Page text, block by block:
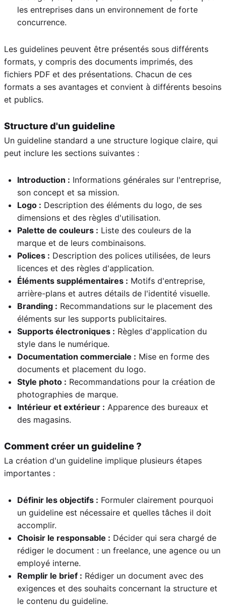
les entreprises dans un environnement de forte
concurrence.
Les guidelines peuvent être présentés sous différents
formats, y compris des documents imprimés, des
fichiers PDF et des présentations. Chacun de ces
formats a ses avantages et convient à différents besoins
et publics.
Structure d'un guideline
Un guideline standard a une structure logique claire, qui
peut inclure les sections suivantes :
Introduction : Informations générales sur l'entreprise,
son concept et sa mission.
Logo : Description des éléments du logo, de ses
dimensions et des règles d'utilisation.
Palette de couleurs : Liste des couleurs de la
marque et de leurs combinaisons.
Polices : Description des polices utilisées, de leurs
licences et des règles d'application.
Éléments supplémentaires : Motifs d'entreprise,
arrière-plans et autres détails de l'identité visuelle.
Branding : Recommandations sur le placement des
éléments sur les supports publicitaires.
Supports électroniques : Règles d'application du
style dans le numérique.
Documentation commerciale : Mise en forme des
documents et placement du logo.
Style photo : Recommandations pour la création de
photographies de marque.
Intérieur et extérieur : Apparence des bureaux et
des magasins.
Comment créer un guideline ?
La création d'un guideline implique plusieurs étapes
importantes :
Définir les objectifs : Formuler clairement pourquoi
un guideline est nécessaire et quelles tâches il doit
accomplir.
Choisir le responsable : Décider qui sera chargé de
rédiger le document : un freelance, une agence ou un
employé interne.
Remplir le brief : Rédiger un document avec des
exigences et des souhaits concernant la structure et
le contenu du guideline.